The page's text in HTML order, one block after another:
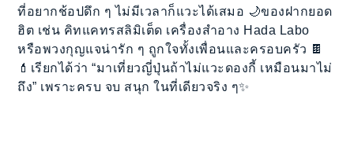
ที่อยากช้อปดึก ๆ ไม่มีเวลาก็แวะได้เสมอ 🌙ของฝากยอด
ฮิต เช่น คิทแคทรสลิมิเต็ด เครื่องสำอาง Hada Labo
หรือพวงกุญแจน่ารัก ๆ ถูกใจทั้งเพื่อนและครอบครัว 🍫
💄เรียกได้ว่า “มาเที่ยวญี่ปุ่นถ้าไม่แวะดองกี้ เหมือนมาไม่
ถึง” เพราะครบ จบ สนุก ในที่เดียวจริง ๆ✨